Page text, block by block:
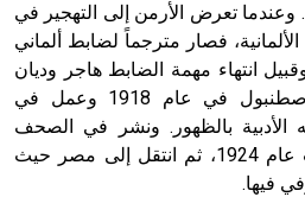
وعندما تعرض الأرمن إلى التهجير في
اللغة الألمانية، فصار مترجماً لضابط ألماني
انتهاء مهمة الضابط هاجر وديان
إلى سورية. ثم عاد إلى اصطنبول في عام 1918 وعمل في
الأدبية بالظهور. ونشر في الصحف
الأرمنية الصادرة في بيروت عام 1924، ثم انتقل إلى مصر حيث
فيها.